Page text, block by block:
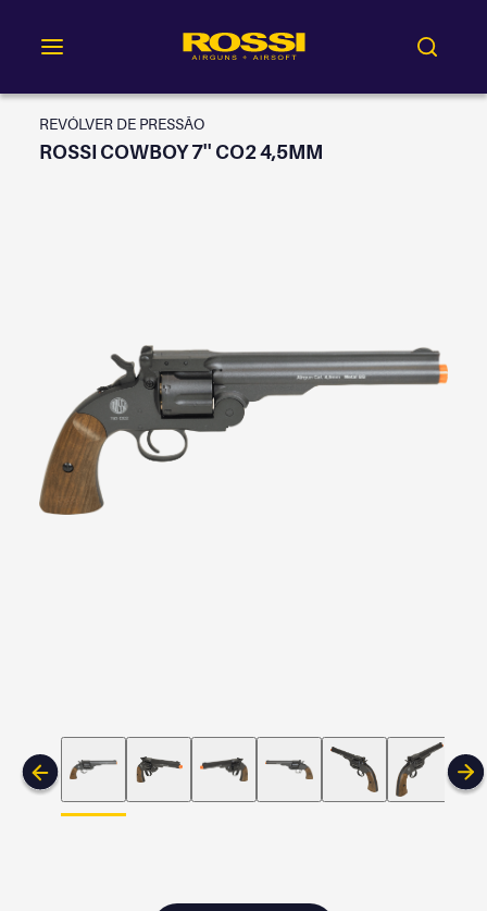
REVÓLVER DE PRESSÃO
ROSSI COWBOY 7'' CO2 4,5MM